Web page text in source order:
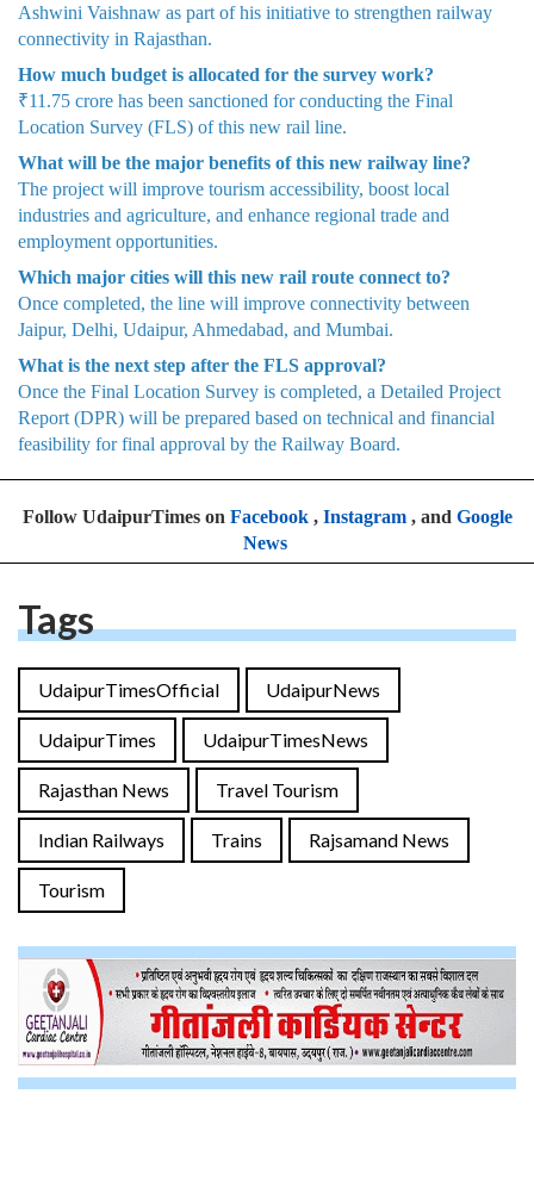
Ashwini Vaishnaw as part of his initiative to strengthen railway
connectivity in Rajasthan.
How much budget is allocated for the survey work?
₹11.75 crore has been sanctioned for conducting the Final
Location Survey (FLS) of this new rail line.
What will be the major benefits of this new railway line?
The project will improve tourism accessibility, boost local
industries and agriculture, and enhance regional trade and
employment opportunities.
Which major cities will this new rail route connect to?
Once completed, the line will improve connectivity between
Jaipur, Delhi, Udaipur, Ahmedabad, and Mumbai.
What is the next step after the FLS approval?
Once the Final Location Survey is completed, a Detailed Project
Report (DPR) will be prepared based on technical and financial
feasibility for final approval by the Railway Board.
Follow UdaipurTimes on Facebook, Instagram, and Google
News
Tags
UdaipurTimesOfficial UdaipurNews
UdaipurTimes UdaipurTimesNews
Rajasthan News Travel Tourism
Indian Railways Trains Rajsamand News
Tourism